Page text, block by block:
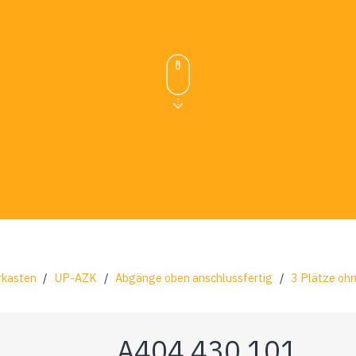
/ UP-AZK / Abgänge oben anschlussfertig / 3 Plätze